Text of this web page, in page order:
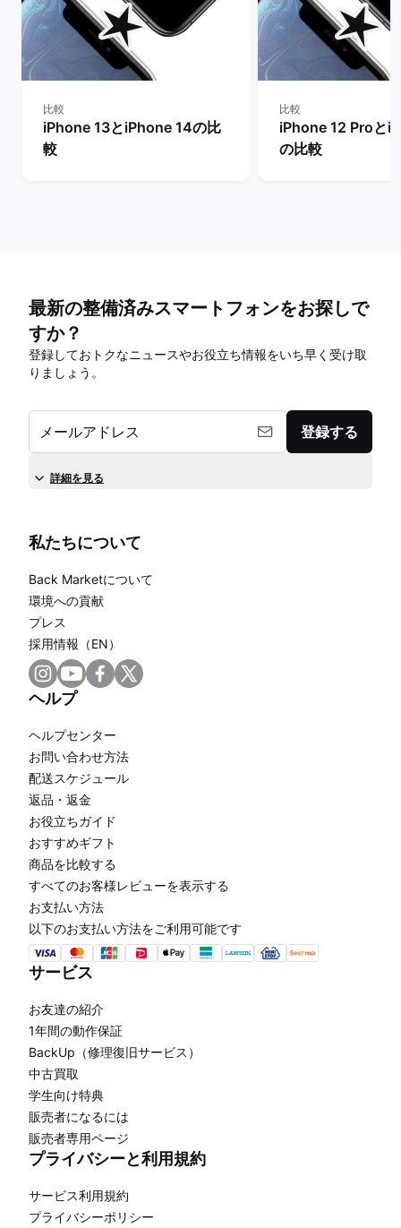
比較
iPhone 13とiPhone 14の比
較
比較
iPhone 12 Proと
の比較
最新の整備済みスマートフォンをお探しで
すか？
登録しておトクなニュースやお役立ち情報をいち早く受け取
りましょう。
メールアドレス 登録する
詳細を見る
私たちについて
Back Marketについて
環境への貢献
プレス
採用情報（EN）
ヘルプ
ヘルプセンター
お問い合わせ方法
配送スケジュール
返品・返金
お役立ちガイド
おすすめギフト
商品を比較する
すべてのお客様レビューを表示する
お支払い方法
以下のお支払い方法をご利用可能です
サービス
お友達の紹介
1年間の動作保証
BackUp（修理復旧サービス）
中古買取
学生向け特典
販売者になるには
販売者専用ページ
プライバシーと利用規約
サービス利用規約
プライバシーポリシー